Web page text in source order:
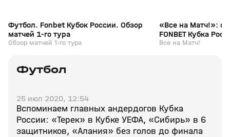
Футбол. Fonbet Кубок России. Обзор
матчей 1-го тура
Обзор матчей 1-го тура
«Все на Матч!»:
FONBET Кубка
Гасилиным и
Все на Матч!
Футбол
25 июл 2020, 12:54
Вспоминаем главных андердогов Кубка
России: «Терек» в Кубке УЕФА, «Сибирь» в 6
защитников, «Алания» без голов до финала